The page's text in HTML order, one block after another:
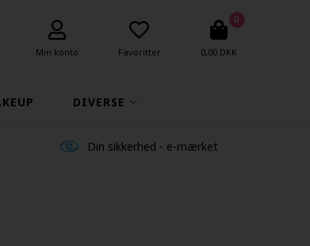
Min konto Favoritter
0
0,00 DKK
DIVERSE
Din sikkerhed - e-mærket